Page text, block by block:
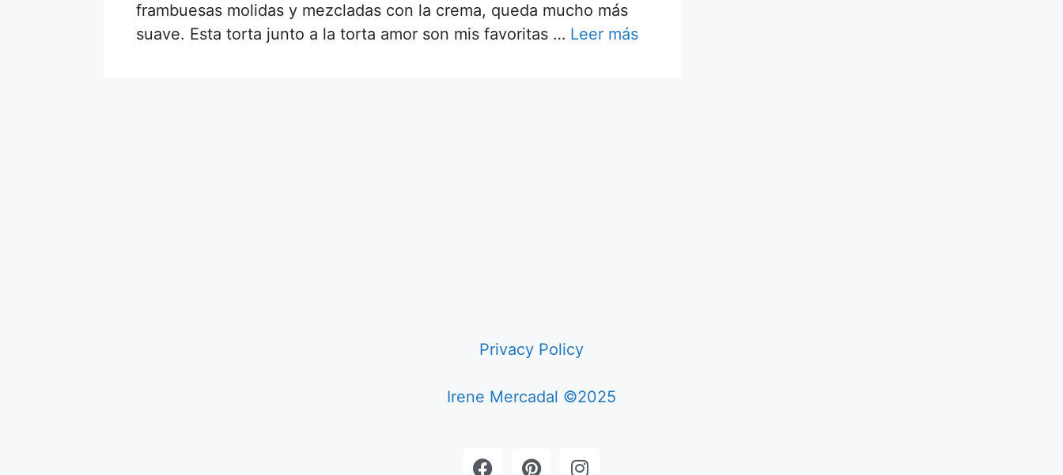
frambuesas molidas y mezcladas con la crema, queda mucho más
suave. Esta torta junto a la torta amor son mis favoritas … Leer más
Privacy Policy
Irene Mercadal ©2025